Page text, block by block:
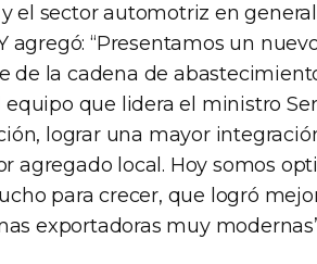
el sector automotriz en
agregó: “Presentamos un
de la cadena de
que lidera el ministro
lograr una mayor
agregado local. Hoy somos
para crecer, que logró
exportadoras muy